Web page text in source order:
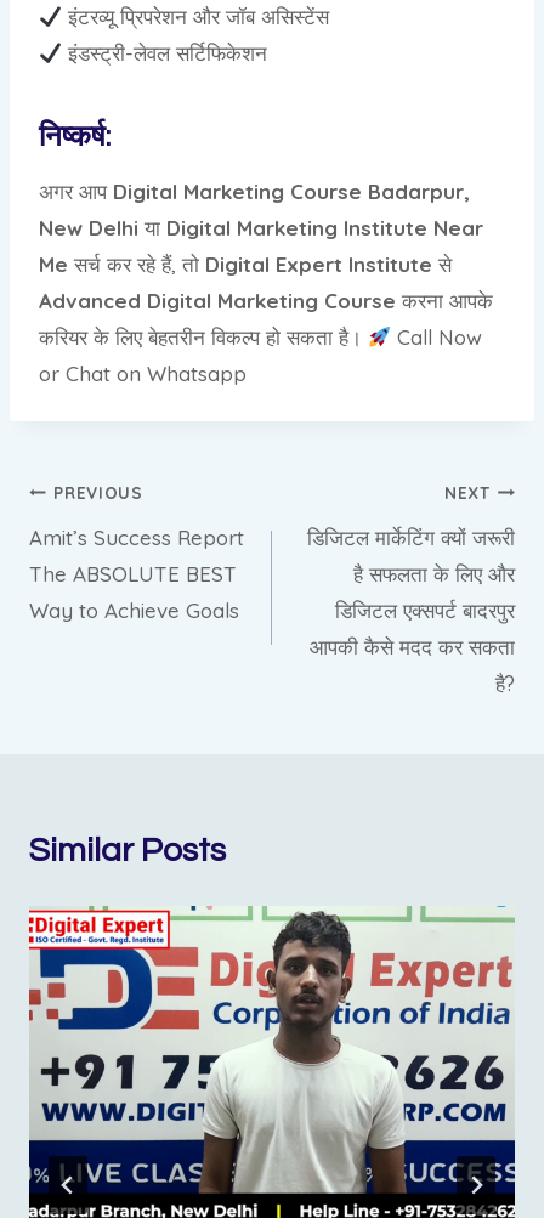
इंटरव्यू प्रिपरेशन और जॉब असिस्टेंस
इंडस्ट्री-लेवल सर्टिफिकेशन
निष्कर्ष:
अगर आप Digital Marketing Course Badarpur,
New Delhi या Digital Marketing Institute Near
Me सर्च कर रहे हैं, तो Digital Expert Institute से
Advanced Digital Marketing Course करना आपके
करियर के लिए बेहतरीन विकल्प हो सकता है।
Call Now
or Chat on Whatsapp
Post
navigation
PREVIOUS
Amit’s Success Report
The ABSOLUTE BEST
Way to Achieve Goals
NEXT
डिजिटल मार्केटिंग क्यों जरूरी
है सफलता के लिए और
डिजिटल एक्सपर्ट बादरपुर
आपकी कैसे मदद कर सकता
है?
Similar Posts